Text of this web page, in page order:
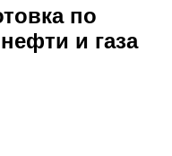
по
и газа